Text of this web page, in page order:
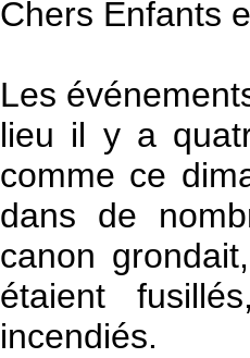
Chers Enfants
Les
lieu il y a
comme ce
dans de
canon
étaient
incendiés.